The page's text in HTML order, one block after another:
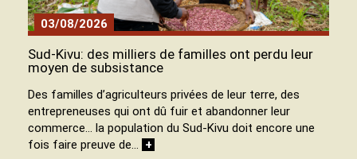
03/08/2026
Sud-Kivu: des milliers de familles ont perdu leur
moyen de subsistance
Des familles d’agriculteurs privées de leur terre, des
entrepreneuses qui ont dû fuir et abandonner leur
commerce… la population du Sud-Kivu doit encore une
fois faire preuve de… +